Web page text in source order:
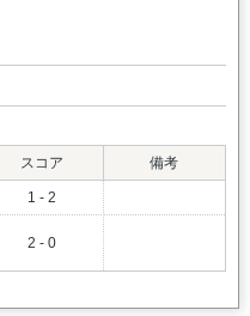
スコア 備考
1 - 2
2 - 0